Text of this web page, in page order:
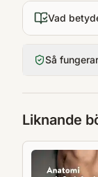
Vad
Så
Liknande